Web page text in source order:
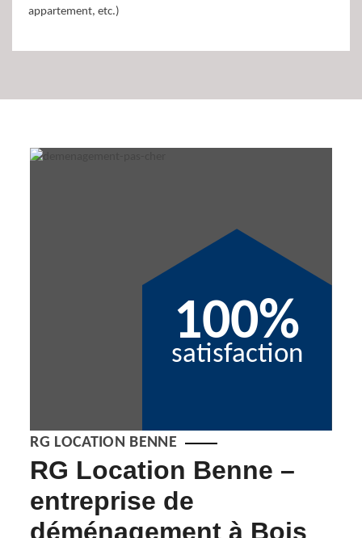
appartement, etc.)
100%
satisfaction
RG LOCATION BENNE
RG Location Benne –
entreprise de
déménagement à Bois